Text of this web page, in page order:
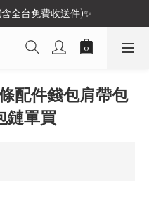
全台免費收送件)✨
配件錢包肩帶包
鏈單買